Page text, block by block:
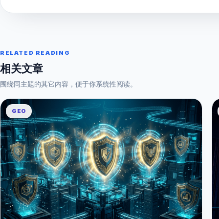
RELATED READING
相关文章
围绕同主题的其它内容，便于你系统性阅读。
GEO